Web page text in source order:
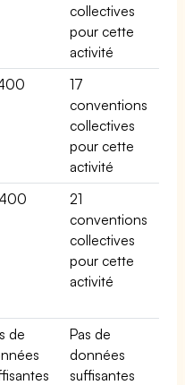
collectives
pour cette
activité
17
conventions
collectives
pour cette
activité
21
conventions
collectives
pour cette
activité
de
Pas de
données
suffisantes